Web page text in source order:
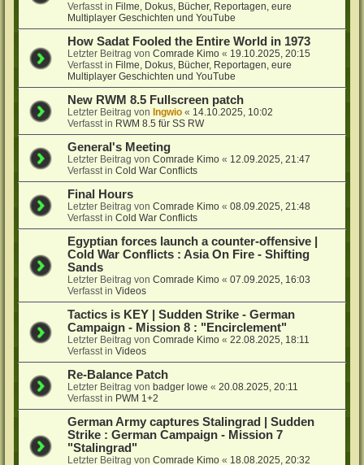
Verfasst in Filme, Dokus, Bücher, Reportagen, eure
Multiplayer Geschichten und YouTube
How Sadat Fooled the Entire World in 1973
Letzter Beitrag vonComrade Kimo « 19.10.2025, 20:15
Verfasst in Filme, Dokus, Bücher, Reportagen, eure
Multiplayer Geschichten und YouTube
New RWM 8.5 Fullscreen patch
Letzter Beitrag vonIngwio « 14.10.2025, 10:02
Verfasst in RWM 8.5 für SS RW
General's Meeting
Letzter Beitrag vonComrade Kimo « 12.09.2025, 21:47
Verfasst inCold War Conflicts
Final Hours
Letzter Beitrag vonComrade Kimo «08.09.2025, 21:48
Verfasst inCold War Conflicts
Egyptian forces launch a counter-offensive |
Cold War Conflicts : Asia On Fire - Shifting
Sands
Letzter Beitrag vonComrade Kimo «07.09.2025, 16:03
Verfasst inVideos
Tactics is KEY | Sudden Strike - German
Campaign - Mission 8 : "Encirclement"
Letzter Beitrag vonComrade Kimo «22.08.2025, 18:11
Verfasst inVideos
Re-Balance Patch
Letzter Beitrag vonbadger lowe «20.08.2025, 20:11
Verfasst in PWM 1+2
German Army captures Stalingrad | Sudden
Strike : German Campaign - Mission 7
"Stalingrad"
Letzter Beitrag vonComrade Kimo « 18.08.2025, 20:32